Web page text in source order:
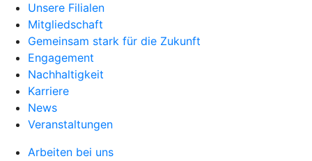
Unsere Filialen
Mitgliedschaft
Gemeinsam stark für die Zukunft
Engagement
Nachhaltigkeit
Karriere
News
Veranstaltungen
Arbeiten bei uns